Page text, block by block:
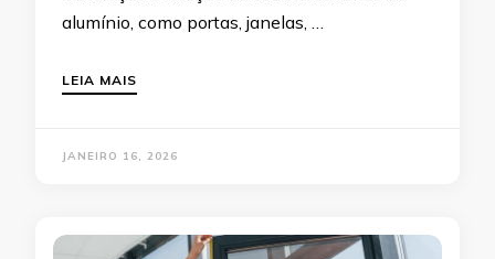
alumínio, como portas, janelas, …
LEIA MAIS
JANEIRO 16, 2026